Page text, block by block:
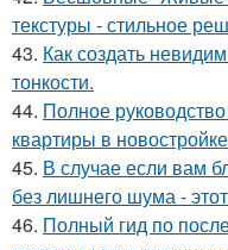
текстуры - стильное
43. Как создать
тонкости.
44. Полное
квартиры в новостройке
45. В случае если вам
без лишнего шума -
46. Полный гид по